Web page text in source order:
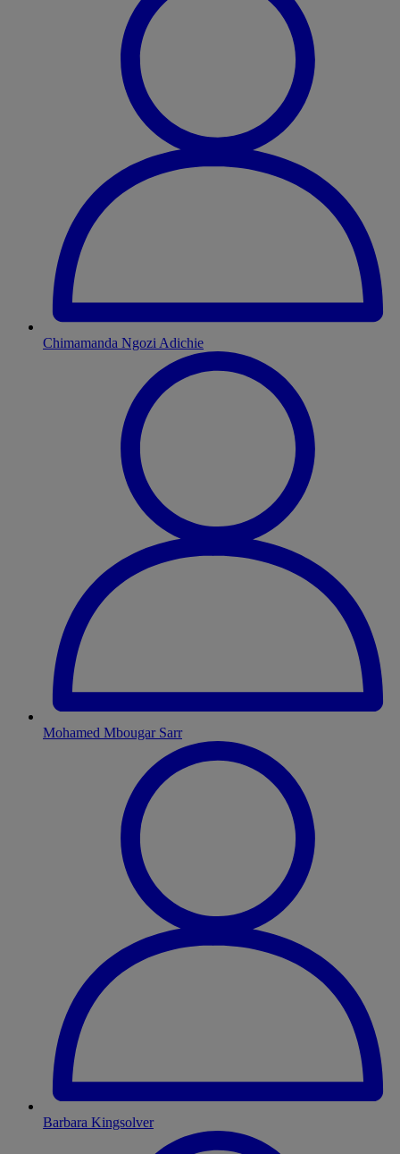
Chimamanda Ngozi Adichie
Mohamed Mbougar Sarr
Barbara Kingsolver